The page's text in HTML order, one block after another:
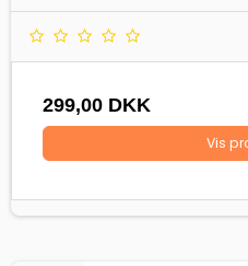
299,00 DKK
Vis